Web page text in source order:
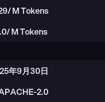
/ M Tokens
/ M Tokens
年9月30日
2.0